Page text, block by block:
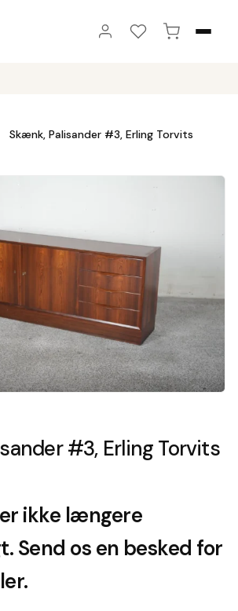
Skænk, Palisander #3, Erling Torvits
#3, Erling Torvits
ikke længere
Send os en besked for